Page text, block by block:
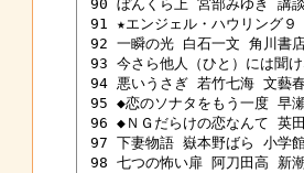
90 ぼんくら上 宮部みゆき
91 ★エンジェル・ハウリング
92 一瞬の光 白石一文 角川
93 今さら他人（ひと）には聞
94 悪いうさぎ 若竹七海 文
95 ◆恋のソナタをもう一度
96 ◆ＮＧだらけの恋なんて
97 下妻物語 嶽本野ばら 小
98 七つの怖い扉 阿刀田高